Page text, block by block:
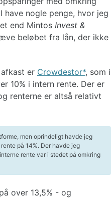
have nogle penge, hvor jeg
end Mintos Invest &
beløbet fra lån, der ikke
er Crowdestor , som i
10% i intern rente. Der er
renterne er altså relativt
men oprindeligt havde jeg
på 14%. Der havde jeg
rente var i stedet på omkring
over 13,5% - og